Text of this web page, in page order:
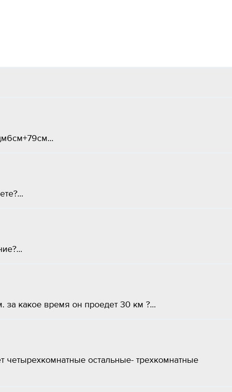
за какое время он проедет 30 км ?...
четырехкомнатные остальные- трехкомнатные